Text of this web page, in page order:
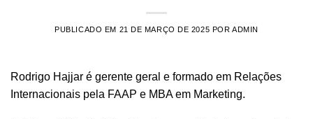
PUBLICADO EM 21 DE MARÇO DE 2025 POR ADMIN
Rodrigo Hajjar é gerente geral e formado em Relações
Internacionais pela FAAP e MBA em Marketing.